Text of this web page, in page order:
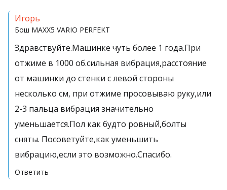
Игорь
Бош MAXX5 VARIO PERFEKT
Здравствуйте.Машинке чуть более 1 года.При
отжиме в 1000 об.сильная вибрация,расстояние
от машинки до стенки с левой стороны
несколько см, при отжиме просовываю руку,или
2-3 пальца вибрация значительно
уменьшается.Пол как будто ровный,болты
сняты. Посоветуйте,как уменьшить
вибрацию,если это возможно.Спасибо.
Ответить